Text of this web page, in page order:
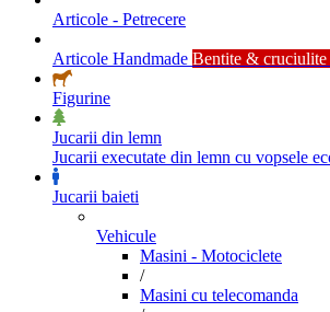
Articole - Petrecere
Articole Handmade Bentite &
Figurine
Jucarii din lemn
Jucarii executate din lemn cu vopsele
Jucarii baieti
Vehicule
Masini - Motociclete
/
Masini cu telecomanda